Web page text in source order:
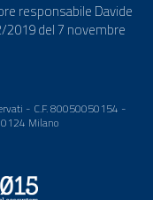
responsabile Davide
2019 del 7 novembre
- C.F. 80050050154 -
Milano